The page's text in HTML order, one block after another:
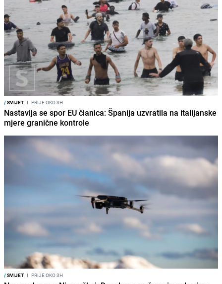
/SVIJET I PRIJE OKO 3H
Nastavlja se spor EU članica: Španija uzvratila na italijanske
mjere granične kontrole
/SVIJET I PRIJE OKO 3H